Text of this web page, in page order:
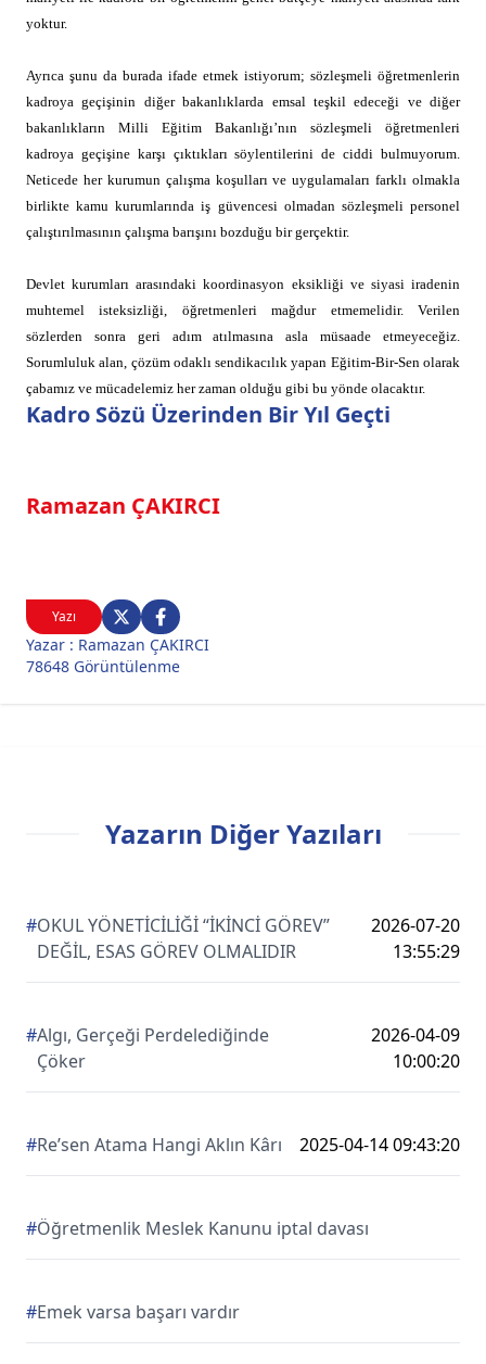
Yazı
Yazar : Ramazan ÇAKIRCI
78648 Görüntülenme
Kadro Sözü Üzerinden Bir Yıl Geçti
Ramazan ÇAKIRCI
yoktur.
Ayrıca şunu da burada ifade etmek istiyorum; sözleşmeli öğretmenlerin
kadroya geçişinin diğer bakanlıklarda emsal teşkil edeceği ve diğer
bakanlıkların Milli Eğitim Bakanlığı’nın sözleşmeli öğretmenleri
kadroya geçişine karşı çıktıkları söylentilerini de ciddi bulmuyorum.
Neticede her kurumun çalışma koşulları ve uygulamaları farklı olmakla
birlikte kamu kurumlarında iş güvencesi olmadan sözleşmeli personel
çalıştırılmasının çalışma barışını bozduğu bir gerçektir.
Devlet kurumları arasındaki koordinasyon eksikliği ve siyasi iradenin
muhtemel isteksizliği, öğretmenleri mağdur etmemelidir. Verilen
sözlerden sonra geri adım atılmasına asla müsaade etmeyeceğiz.
Sorumluluk alan, çözüm odaklı sendikacılık yapan Eğitim-Bir-Sen olarak
çabamız ve mücadelemiz her zaman olduğu gibi bu yönde olacaktır.
Yazarın Diğer Yazıları
#OKUL YÖNETİCİLİĞİ “İKİNCİ GÖREV”
DEĞİL, ESAS GÖREV OLMALIDIR
2026-07-20
13:55:29
#Algı, Gerçeği Perdelediğinde
Çöker
2026-04-09
10:00:20
#Re’sen Atama Hangi Aklın Kârı 2025-04-14 09:43:20
#Öğretmenlik Meslek Kanunu iptal davası
#Emek varsa başarı vardır